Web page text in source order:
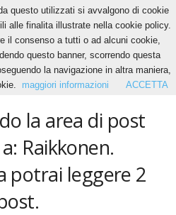
la area di post
Raikkonen.
potrai leggere 2
questo utilizzati si avvalgono di cookie
alle finalita illustrate nella cookie policy.
il consenso a tutti o ad alcuni cookie,
questo banner, scorrendo questa
la navigazione in altra maniera,
maggiori informazioni ACCETTA